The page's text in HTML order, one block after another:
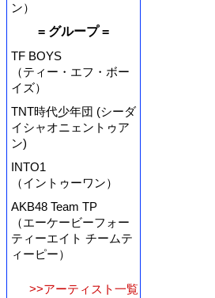
ン）
= グループ =
TF BOYS
（ティー・エフ・ボー
イズ）
TNT時代少年団 (シーダ
イシャオニェントゥア
ン)
INTO1
（イントゥーワン）
AKB48 Team TP
（エーケービーフォー
ティーエイト チームテ
ィーピー）
>>アーティスト一覧